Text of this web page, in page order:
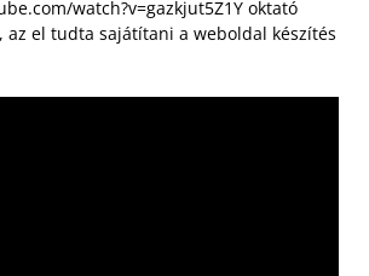
watch?v=gazkjut5Z1Y oktató
az el tudta sajátítani a weboldal készítés